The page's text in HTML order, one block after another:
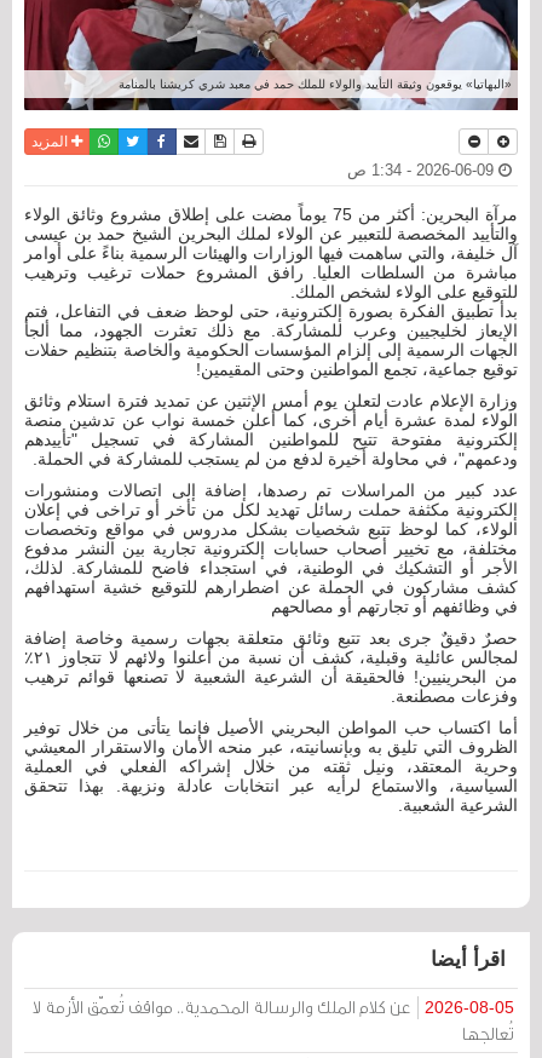
«البهاتيا» يوقعون وثيقة التأييد والولاء للملك حمد في معبد شري كريشنا بالمنامة
نسخة للطباعة
حفظ الموضوع
أرسل الى صديق
فيسبوكتويترواتسابالمزيد
مرآة البحرين: أكثر من 75 يوماً مضت على إطلاق مشروع وثائق الولاء
والتأييد المخصصة للتعبير عن الولاء لملك البحرين الشيخ حمد بن عيسى
آل خليفة، والتي ساهمت فيها الوزارات والهيئات الرسمية بناءً على أوامر
مباشرة من السلطات العليا. رافق المشروع حملات ترغيب وترهيب
للتوقيع على الولاء لشخص الملك.
بدأ تطبيق الفكرة بصورة إلكترونية، حتى لوحظ ضعف في التفاعل، فتم
الإيعاز لخليجيين وعرب للمشاركة. مع ذلك تعثرت الجهود، مما ألجأ
الجهات الرسمية إلى إلزام المؤسسات الحكومية والخاصة بتنظيم حفلات
توقيع جماعية، تجمع المواطنين وحتى المقيمين!
وزارة الإعلام عادت لتعلن يوم أمس الإثتين عن تمديد فترة استلام وثائق
الولاء لمدة عشرة أيام أخرى، كما أعلن خمسة نواب عن تدشين منصة
إلكترونية مفتوحة تتيح للمواطنين المشاركة في تسجيل "تأييدهم
ودعمهم"، في محاولة أخيرة لدفع من لم يستجب للمشاركة في الحملة.
عدد كبير من المراسلات تم رصدها، إضافة إلى اتصالات ومنشورات
إلكترونية مكثفة حملت رسائل تهديد لكل من تأخر أو تراخى في إعلان
الولاء، كما لوحظ تتبع شخصيات بشكل مدروس في مواقع وتخصصات
مختلفة، مع تخيير أصحاب حسابات إلكترونية تجارية بين النشر مدفوع
الأجر أو التشكيك في الوطنية، في استجداء فاضح للمشاركة. لذلك،
كشف مشاركون في الحملة عن اضطرارهم للتوقيع خشية استهدافهم
في وظائفهم أو تجارتهم أو مصالحهم
حصرٌ دقيقٌ جرى بعد تتبع وثائق متعلقة بجهات رسمية وخاصة إضافة
لمجالس عائلية وقبلية، كشف أن نسبة من أعلنوا ولائهم لا تتجاوز ٢١٪؜
من البحرينيين! فالحقيقة أن الشرعية الشعبية لا تصنعها قوائم ترهيب
وفزعات مصطنعة.
أما اكتساب حب المواطن البحريني الأصيل فإنما يتأتى من خلال توفير
الظروف التي تليق به وبإنسانيته، عبر منحه الأمان والاستقرار المعيشي
وحرية المعتقد، ونيل ثقته من خلال إشراكه الفعلي في العملية
السياسية، والاستماع لرأيه عبر انتخابات عادلة ونزيهة. بهذا تتحقق
الشرعية الشعبية.
اقرأ أيضا
2026-08-05
عن كلام الملك والرسالة المحمدية.. مواقف تُعمّق الأزمة لا
تُعالجها